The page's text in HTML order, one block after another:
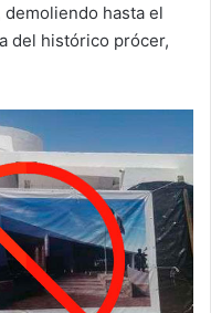
hasta el
del histórico prócer,